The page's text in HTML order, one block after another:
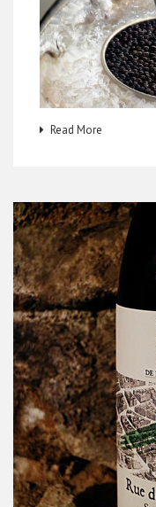
Read More